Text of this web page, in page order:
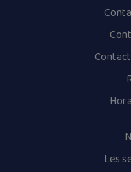
Les